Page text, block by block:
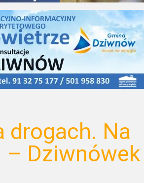
drogach. Na
– Dziwnówek